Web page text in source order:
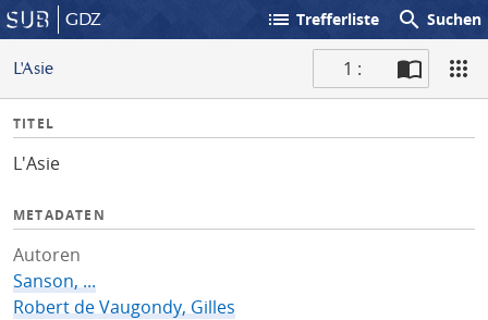
GDZ list Trefferliste search Suchen
L'Asie 1 :
I
f
TITEL
L'Asie
METADATEN
Autoren
Sanson, ...
Robert de Vaugondy, Gilles